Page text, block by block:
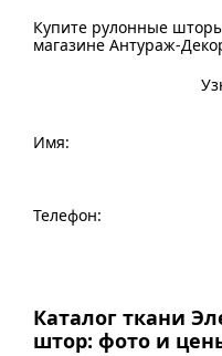
Купите рулонные
магазине Антураж-
Имя:
Телефон:
Каталог ткани
штор: фото и